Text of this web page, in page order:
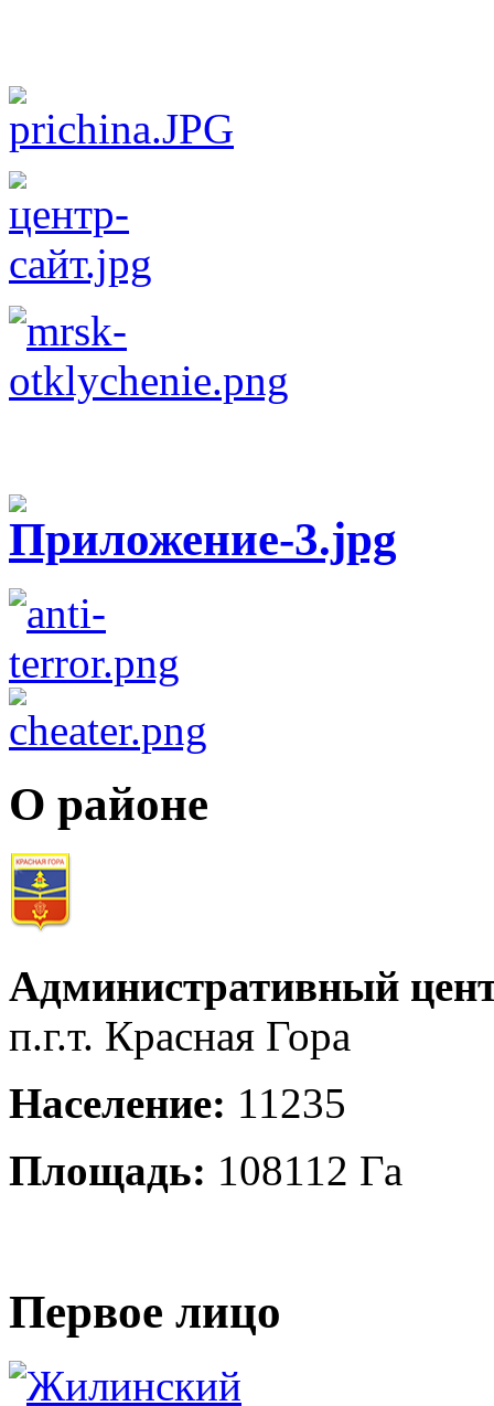
О районе
Административный
п.г.т. Красная Гора
Население: 11235
Площадь: 108112 Га
Первое лицо